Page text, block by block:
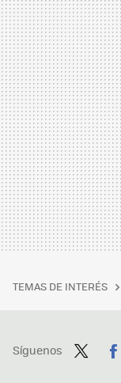
TEMAS DE INTERÉS
Síguenos